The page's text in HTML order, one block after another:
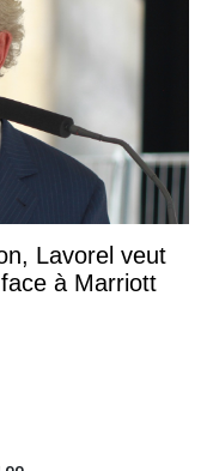
Lavorel veut
à Marriott